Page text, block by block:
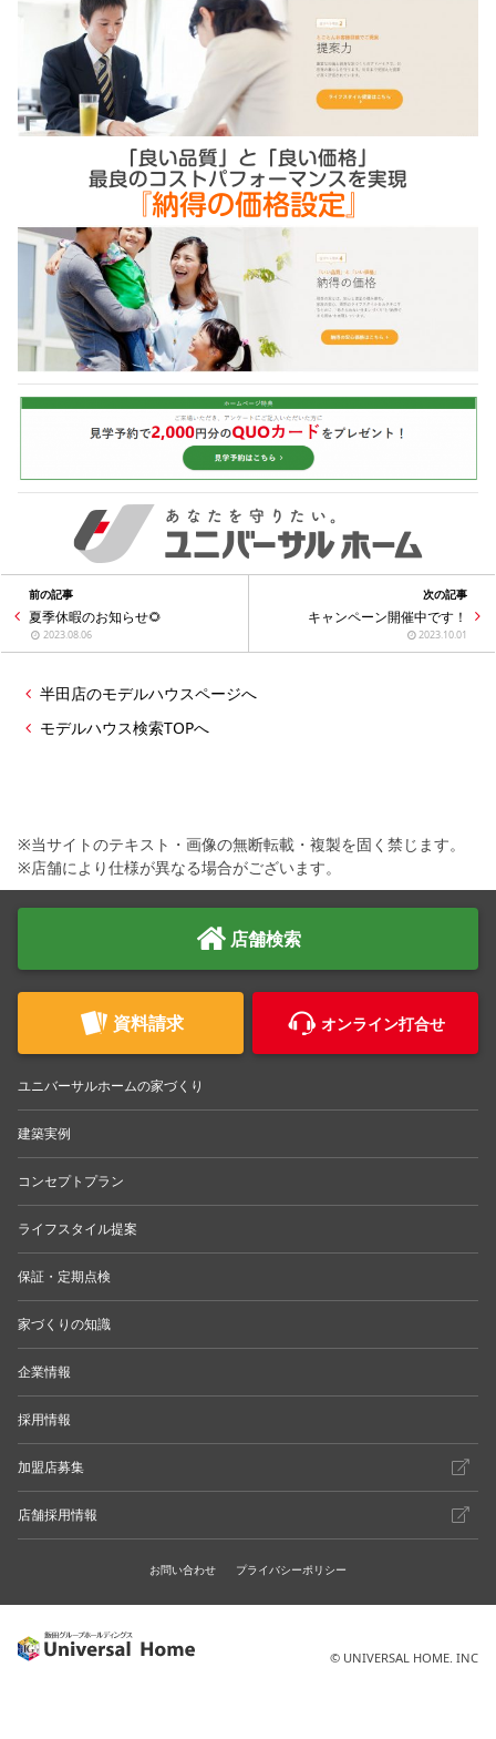
「良い品質」と「良い価格」
最良のコストパフォーマンスを実現
『納得の価格設定』
前の記事
夏季休暇のお知らせ🌻
2023.08.06
次の記事
キャンペーン開催中です！
2023.10.01
半田店のモデルハウスページへ
モデルハウス検索TOPへ
※当サイトのテキスト・画像の無断転載・複製を固く禁じます。
※店舗により仕様が異なる場合がございます。
店舗検索
資料請求 オンライン打合せ
ユニバーサルホームの家づくり
建築実例
コンセプトプラン
ライフスタイル提案
保証・定期点検
家づくりの知識
企業情報
採用情報
加盟店募集
店舗採用情報
お問い合わせ プライバシーポリシー
© UNIVERSAL HOME. INC